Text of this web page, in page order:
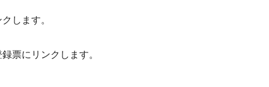
します。
票にリンクします。